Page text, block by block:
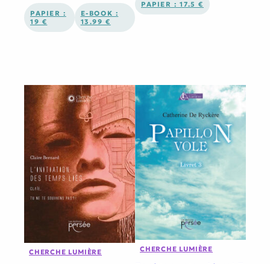
PAPIER :
19 €
E-BOOK :
13.99 €
PAPIER : 17.5 €
CHERCHE LUMIÈRE CHERCHE LUMIÈRE